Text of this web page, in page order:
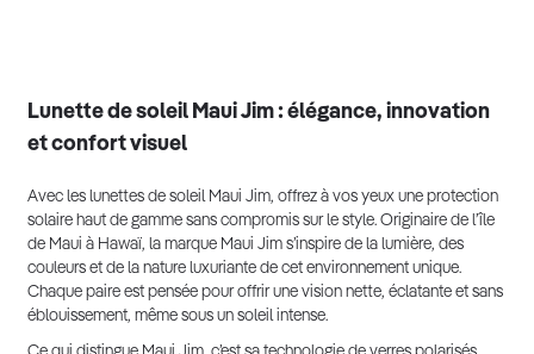
Lunette de soleil Maui Jim : élégance, innovation
et confort visuel
Avec les lunettes de soleil Maui Jim, offrez à vos yeux une protection
solaire haut de gamme sans compromis sur le style. Originaire de l’île
de Maui à Hawaï, la marque Maui Jim s’inspire de la lumière, des
couleurs et de la nature luxuriante de cet environnement unique.
Chaque paire est pensée pour offrir une vision nette, éclatante et sans
éblouissement, même sous un soleil intense.